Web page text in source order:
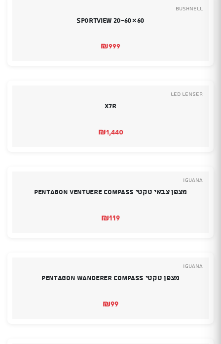
Bushnell
Sportview 20-60×60
₪999
Led Lenser
X7R
₪1,440
Iguana
מצפן צבאי טקטי PENTAGON VENTUERE COMPASS
₪119
Iguana
מצפן טקטי PENTAGON WANDERER COMPASS
₪99